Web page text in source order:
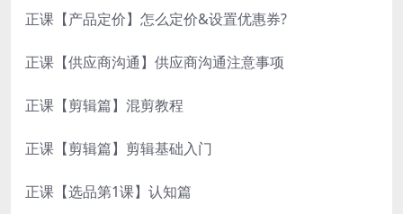
正课【产品定价】怎么定价&设置优惠券?
正课【供应商沟通】供应商沟通注意事项
正课【剪辑篇】混剪教程
正课【剪辑篇】剪辑基础入门
正课【选品第1课】认知篇